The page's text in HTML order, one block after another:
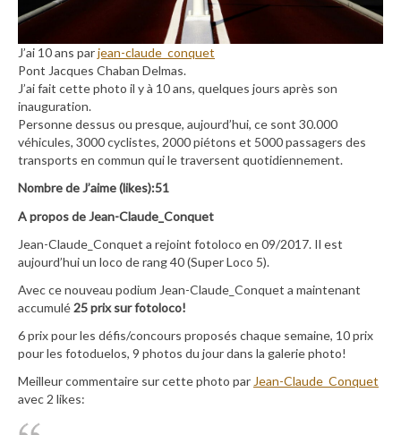
J’ai 10 ans parjean-claude_conquet
Pont Jacques Chaban Delmas.
J’ai fait cette photo il y à 10 ans, quelques jours après son
inauguration.
Personne dessus ou presque, aujourd’hui, ce sont 30.000
véhicules, 3000 cyclistes, 2000 piétons et 5000 passagers des
transports en commun qui le traversent quotidiennement.
Nombre de J’aime (likes):51
A propos de Jean-Claude_Conquet
Jean-Claude_Conquet a rejoint fotoloco en 09/2017. Il est
aujourd’hui un loco de rang 40 (Super Loco 5).
Avec ce nouveau podium Jean-Claude_Conquet a maintenant
accumulé25 prix sur fotoloco!
6 prix pour les défis/concours proposés chaque semaine, 10 prix
pour les fotoduelos, 9 photos du jour dans la galerie photo!
Meilleur commentaire sur cette photo par Jean-Claude_Conquet
avec 2 likes: